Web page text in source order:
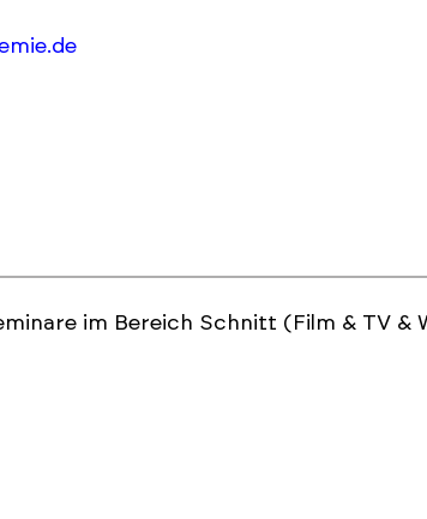
im Bereich Schnitt (Film & TV &